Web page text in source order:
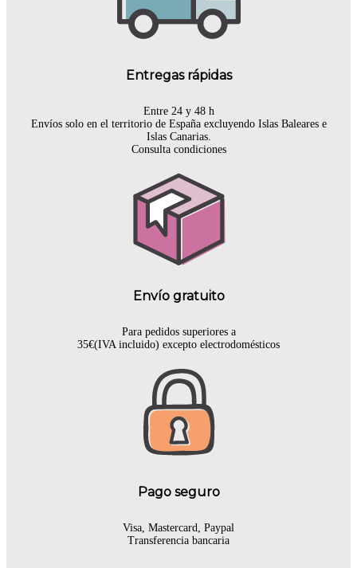
Entregas rápidas
Entre 24 y 48 h
Envíos solo en el territorio de España excluyendo Islas Baleares e
Islas Canarias.
Consulta condiciones
Envío gratuito
Para pedidos superiores a
35€(IVA incluido) excepto electrodomésticos
Pago seguro
Visa, Mastercard, Paypal
Transferencia bancaria